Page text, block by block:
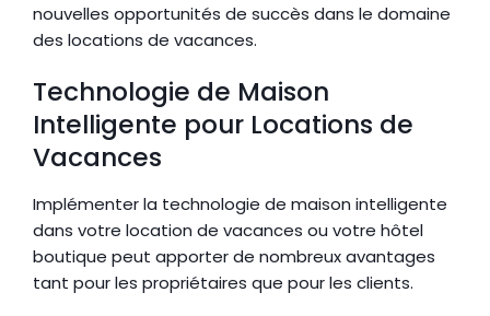
nouvelles opportunités de succès dans le domaine
des locations de vacances.
Technologie de Maison
Intelligente pour Locations de
Vacances
Implémenter la technologie de maison intelligente
dans votre location de vacances ou votre hôtel
boutique peut apporter de nombreux avantages
tant pour les propriétaires que pour les clients.